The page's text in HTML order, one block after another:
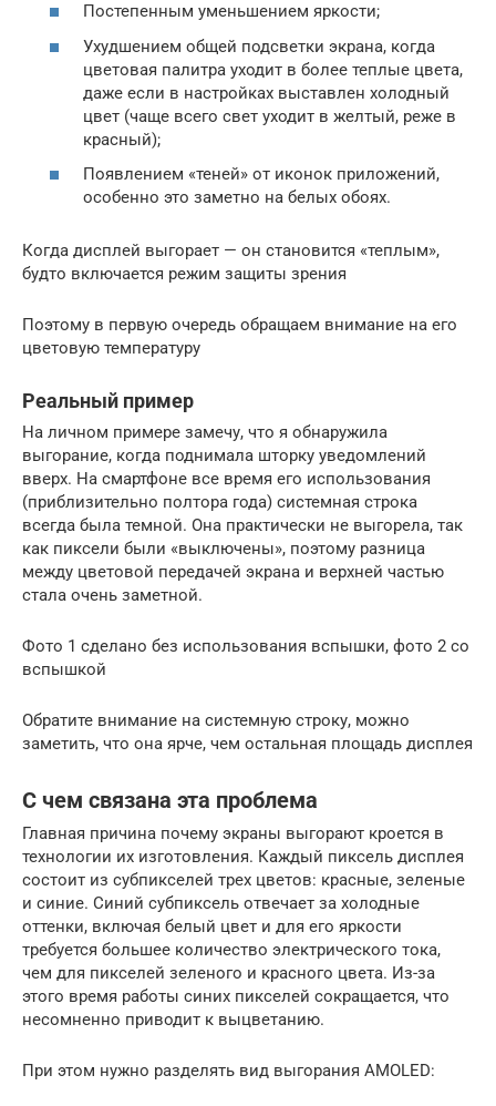
Постепенным уменьшением яркости;
Ухудшением общей подсветки экрана, когда
цветовая палитра уходит в более теплые цвета,
даже если в настройках выставлен холодный
цвет (чаще всего свет уходит в желтый, реже в
красный);
Появлением «теней» от иконок приложений,
особенно это заметно на белых обоях.
Когда дисплей выгорает — он становится «теплым»,
будто включается режим защиты зрения
Поэтому в первую очередь обращаем внимание на его
цветовую температуру
Реальный пример
На личном примере замечу, что я обнаружила
выгорание, когда поднимала шторку уведомлений
вверх. На смартфоне все время его использования
(приблизительно полтора года) системная строка
всегда была темной. Она практически не выгорела, так
как пиксели были «выключены», поэтому разница
между цветовой передачей экрана и верхней частью
стала очень заметной.
Фото 1 сделано без использования вспышки, фото 2 со
вспышкой
Обратите внимание на системную строку, можно
заметить, что она ярче, чем остальная площадь дисплея
С чем связана эта проблема
Главная причина почему экраны выгорают кроется в
технологии их изготовления. Каждый пиксель дисплея
состоит из субпикселей трех цветов: красные, зеленые
и синие. Синий субпиксель отвечает за холодные
оттенки, включая белый цвет и для его яркости
требуется большее количество электрического тока,
чем для пикселей зеленого и красного цвета. Из-за
этого время работы синих пикселей сокращается, что
несомненно приводит к выцветанию.
При этом нужно разделять вид выгорания AMOLED: